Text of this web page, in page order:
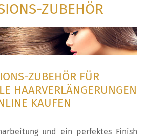
ZUBEHÖR
ZUBEHÖR FÜR
HAARVERLÄNGERUNGEN
KAUFEN
und ein perfektes Finish